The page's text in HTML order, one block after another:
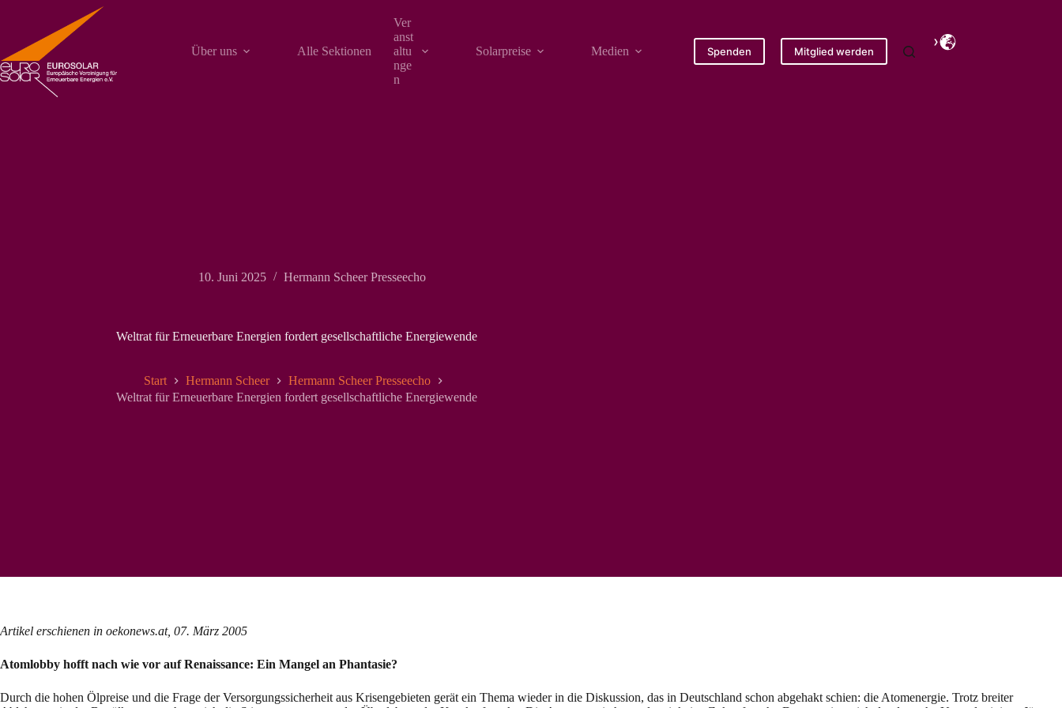
Über uns
Alle Sektionen
Ver
anst
altu
nge
n
Solarpreise Medien Spenden Mitglied werden
10. Juni 2025 Hermann Scheer Presseecho
Weltrat für Erneuerbare Energien fordert gesellschaftliche Energiewende
Start Hermann Scheer
Hermann Scheer Presseecho
Weltrat für Erneuerbare Energien fordert gesellschaftliche Energiewende
Artikel erschienen in oekonews.at, 07. März 2005
Atomlobby hofft nach wie vor auf Renaissance: Ein Mangel an Phantasie?
Durch die hohen Ölpreise und die Frage der Versorgungssicherheit aus Krisengebieten gerät ein Thema wieder in die Diskussion, das in Deutschland schon abgehakt schien: die Atomenergie. Trotz breiter